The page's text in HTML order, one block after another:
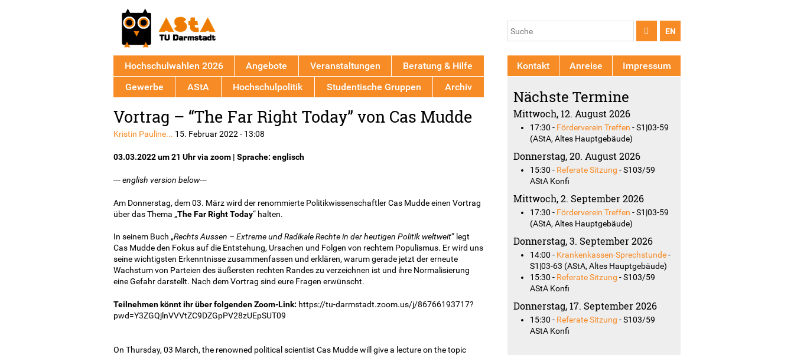
EN
Suchformular
Suche
to
top
Vortrag – “The Far Right Today” von Cas Mudde
Kristin Pauline... 15. Februar 2022 - 13:08
03.03.2022 um 21 Uhr via zoom | Sprache: englisch
--- english version below---
Am Donnerstag, dem 03. März wird der renommierte Politikwissenschaftler Cas Mudde einen Vortrag
über das Thema „The Far Right Today“ halten.
In seinem Buch „Rechts Aussen – Extreme und Radikale Rechte in der heutigen Politik weltweit“ legt
Cas Mudde den Fokus auf die Entstehung, Ursachen und Folgen von rechtem Populismus. Er wird uns
seine wichtigsten Erkenntnisse zusammenfassen und erklären, warum gerade jetzt der erneute
Wachstum von Parteien des äußersten rechten Randes zu verzeichnen ist und ihre Normalisierung
eine Gefahr darstellt. Nach dem Vortrag sind eure Fragen erwünscht.
Teilnehmen könnt ihr über folgenden Zoom-Link: https://tu-darmstadt.zoom.us/j/86766193717?
pwd=Y3ZGQjlnVVVtZC9DZGpPV28zUEpSUT09
On Thursday, 03 March, the renowned political scientist Cas Mudde will give a lecture on the topic
Hochschulwahlen 2026 Angebote Veranstaltungen
Beratung & Hilfe
Gewerbe
AStA Hochschulpolitik Studentische Gruppen Archiv
Kontakt Anreise Impressum
Nächste Termine
Mittwoch, 12. August 2026
17:30 - Förderverein Treffen -S1|03-59
(AStA, Altes Hauptgebäude)
Donnerstag, 20. August 2026
15:30 - Referate Sitzung -S103/59
AStA Konfi
Mittwoch, 2. September 2026
17:30 - Förderverein Treffen -S1|03-59
(AStA, Altes Hauptgebäude)
Donnerstag, 3. September 2026
14:00 - Krankenkassen-Sprechstunde -
S1|03-63 (AStA, Altes Hauptgebäude)
15:30 - Referate Sitzung -S103/59
AStA Konfi
Donnerstag, 17. September 2026
15:30 - Referate Sitzung -S103/59
AStA Konfi